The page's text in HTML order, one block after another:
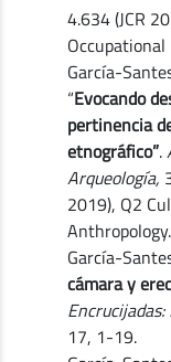
4.634 (JCR
García-
“Evocando
pertinencia
etnográfico”.
Arqueología,
2019), Q2
Anthropology.
García-
cámara y
17, 1-19.